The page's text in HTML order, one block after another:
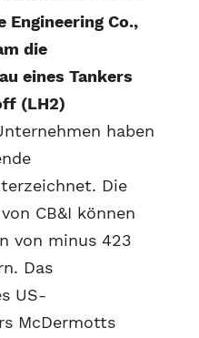
Engineering Co.,
die
eines Tankers
(LH2)
haben
Die
CB&I können
von minus 423
Das
US-
McDermotts